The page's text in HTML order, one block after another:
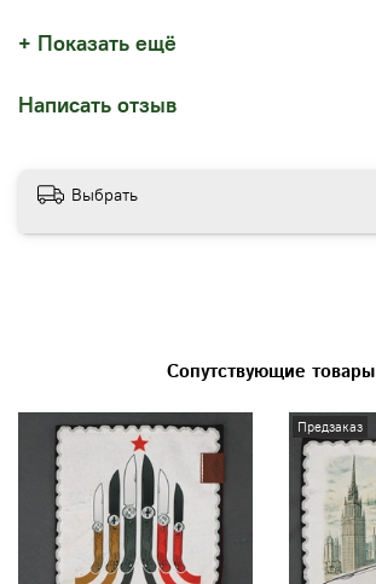
+ Показать ещё
Написать отзыв
Выбрать
Сопутствующие товары
Предзаказ